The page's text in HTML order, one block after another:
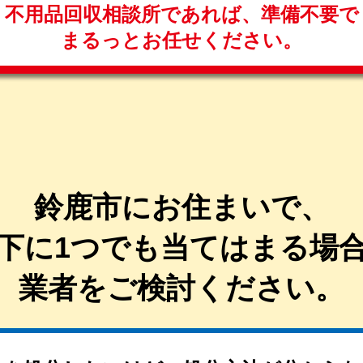
不用品回収相談所であれば、 準備不要で
まるっと お任せください。
鈴鹿市にお住まいで、
に1つでも当てはまる場
業者をご検討ください。